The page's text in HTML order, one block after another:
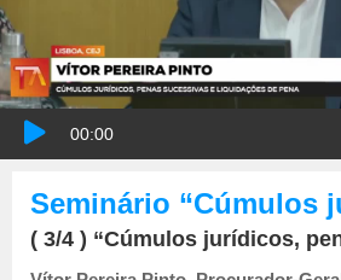
00:00
( 3/4 ) “Cúmulos jurídicos, penas sucessivas